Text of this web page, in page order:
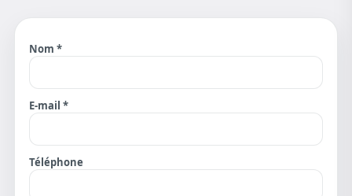
Nom *
E-mail *
Téléphone